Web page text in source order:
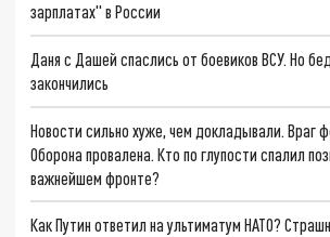
зарплатах" в России
Даня с Дашей спаслись от боевиков ВСУ. Но
закончились
Новости сильно хуже, чем докладывали. Враг
Оборона провалена. Кто по глупости спалил
важнейшем фронте?
Как Путин ответил на ультиматум НАТО?